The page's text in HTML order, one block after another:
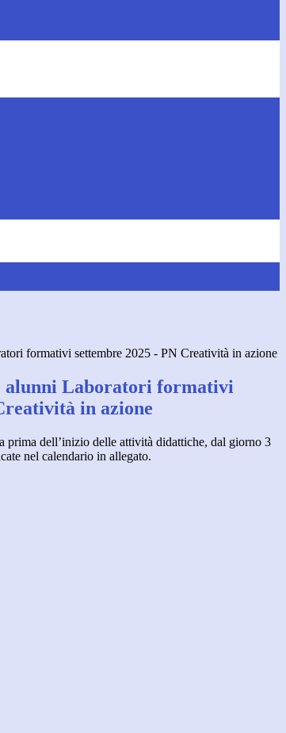
formativi settembre 2025 - PN Creatività in azione
alunni Laboratori formativi
in azione
dell’inizio delle attività didattiche, dal giorno 3
nel calendario in allegato.